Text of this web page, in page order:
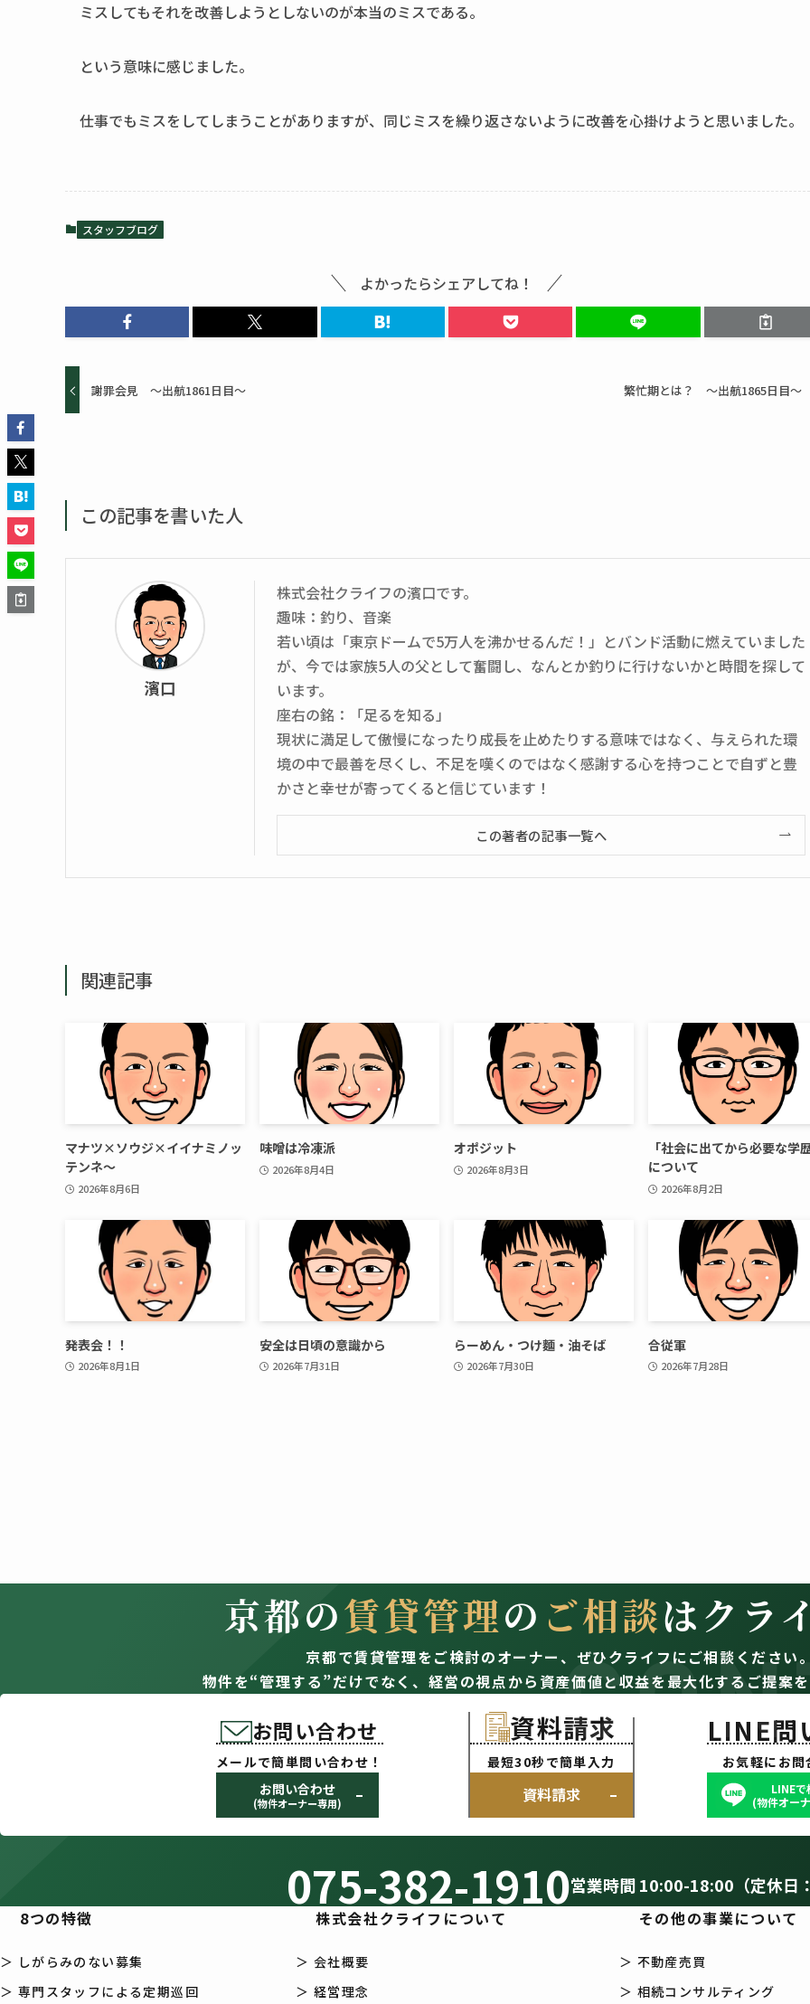
ミスしてもそれを改善しようとしないのが本当のミスである。
という意味に感じました。
仕事でもミスをしてしまうことがありますが、同じミスを繰り返さないように改善を心掛けようと思いました。
スタッフブログ
よかったらシェアしてね！
謝罪会見 ～出航1861日目～ 繁忙期とは？ ～出航1865日目～
この記事を書いた人
濱口
株式会社クライフの濱口です。
趣味：釣り、音楽
若い頃は「東京ドームで5万人を沸かせるんだ！」とバンド活動に燃えていました
が、今では家族5人の父として奮闘し、なんとか釣りに行けないかと時間を探して
います。
座右の銘：「足るを知る」
現状に満足して傲慢になったり成長を止めたりする意味ではなく、与えられた環
境の中で最善を尽くし、不足を嘆くのではなく感謝する心を持つことで自ずと豊
かさと幸せが寄ってくると信じています！
この著者の記事一覧へ
関連記事
マナツ×ソウジ×イイナミノッ
テンネ～
2026年8月6日
味噌は冷凍派
2026年8月4日
オポジット
2026年8月3日
「社会に出てから必要な学
について
2026年8月2日
発表会！！
2026年8月1日
安全は日頃の意識から
2026年7月31日
らーめん・つけ麵・油そば
2026年7月30日
合従軍
2026年7月28日
京都の賃貸管理の ご相談はクラ
京都で賃貸管理をご検討のオーナー、 ぜひクライフにご相談ください
物件を“管理する”だけでなく、経営の視点から資産価値と収益を最大化するご提案
お問い合わせ
メールで簡単問い合わせ！
お問い合わせ
(物件オーナー専用)
資料請求
最短30秒で簡単入力
資料請求
LINE問
お気軽にお
LINEで
(物件オー
075-382-1910営業時間 10:00-18:00（定休日
8つの特徴
＞ しがらみのない募集
＞ 専門スタッフによる定期巡回
株式会社クライフについて
＞ 会社概要
＞ 経営理念
その他の事業について
＞ 不動産売買
＞ 相続コンサルティング